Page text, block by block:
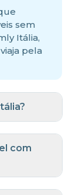
sem
Itália,
pela
com